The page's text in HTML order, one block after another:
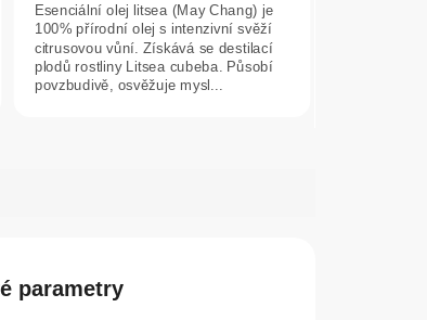
Esenciální olej litsea (May Chang) je
100% přírodní olej s intenzivní svěží
citrusovou vůní. Získává se destilací
plodů rostliny Litsea cubeba. Působí
povzbudivě, osvěžuje mysl...
parametry